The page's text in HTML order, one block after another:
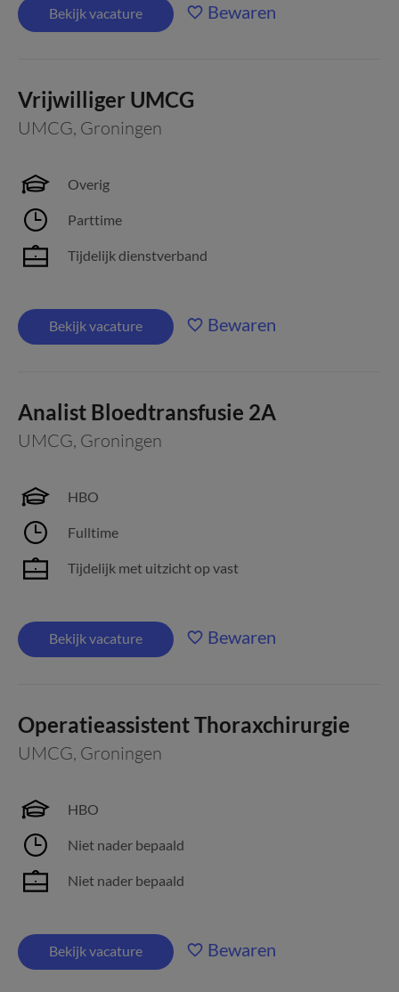
Bekijk vacature Bewaren
Vrijwilliger UMCG
UMCG, Groningen
Overig
Parttime
Tijdelijk dienstverband
Bekijk vacature Bewaren
Analist Bloedtransfusie 2A
UMCG, Groningen
HBO
Fulltime
Tijdelijk met uitzicht op vast
Bekijk vacature Bewaren
Operatieassistent Thoraxchirurgie
UMCG, Groningen
HBO
Niet nader bepaald
Niet nader bepaald
Bekijk vacature Bewaren